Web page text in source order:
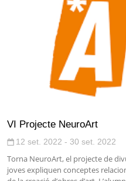
VI Projecte NeuroArt
12 set. 2022 - 30 set. 2022
Torna NeuroArt, el projecte de
joves expliquen conceptes